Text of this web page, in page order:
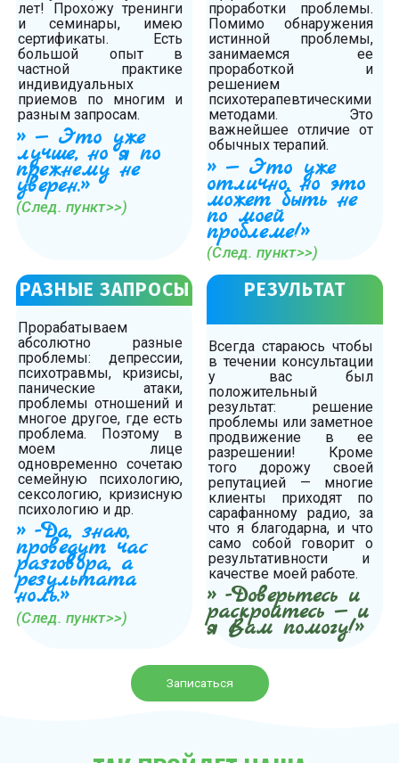
лет! Прохожу тренинги
и семинары, имею
сертификаты. Есть
большой опыт в
частной практике
индивидуальных
приемов по многим и
разным запросам.
» — Это уже
лучше, но я по
прежнему не
уверен.»
(След. пункт>>)
проработки проблемы.
Помимо обнаружения
истинной проблемы,
занимаемся ее
проработкой и
решением
психотерапевтическими
методами. Это
важнейшее отличие от
обычных терапий.
» — Это уже
отлично, но это
может быть не
по моей
проблеме!»
(След. пункт>>)
РАЗНЫЕ ЗАПРОСЫ
Прорабатываем
абсолютно разные
проблемы: депрессии,
психотравмы, кризисы,
панические атаки,
проблемы отношений и
многое другое, где есть
проблема. Поэтому в
моем лице
одновременно сочетаю
семейную психологию,
сексологию, кризисную
психологию и др.
» -Да, знаю,
проведут час
разговора, а
результата
ноль.»
(След. пункт>>)
РЕЗУЛЬТАТ
Всегда стараюсь чтобы
в течении консультации
у вас был
положительный
результат: решение
проблемы или заметное
продвижение в ее
разрешении! Кроме
того дорожу своей
репутацией — многие
клиенты приходят по
сарафанному радио, за
что я благодарна, и что
само собой говорит о
результативности и
качестве моей работе.
» -Доверьтесь и
раскройтесь — и
я Вам помогу!»
Записаться